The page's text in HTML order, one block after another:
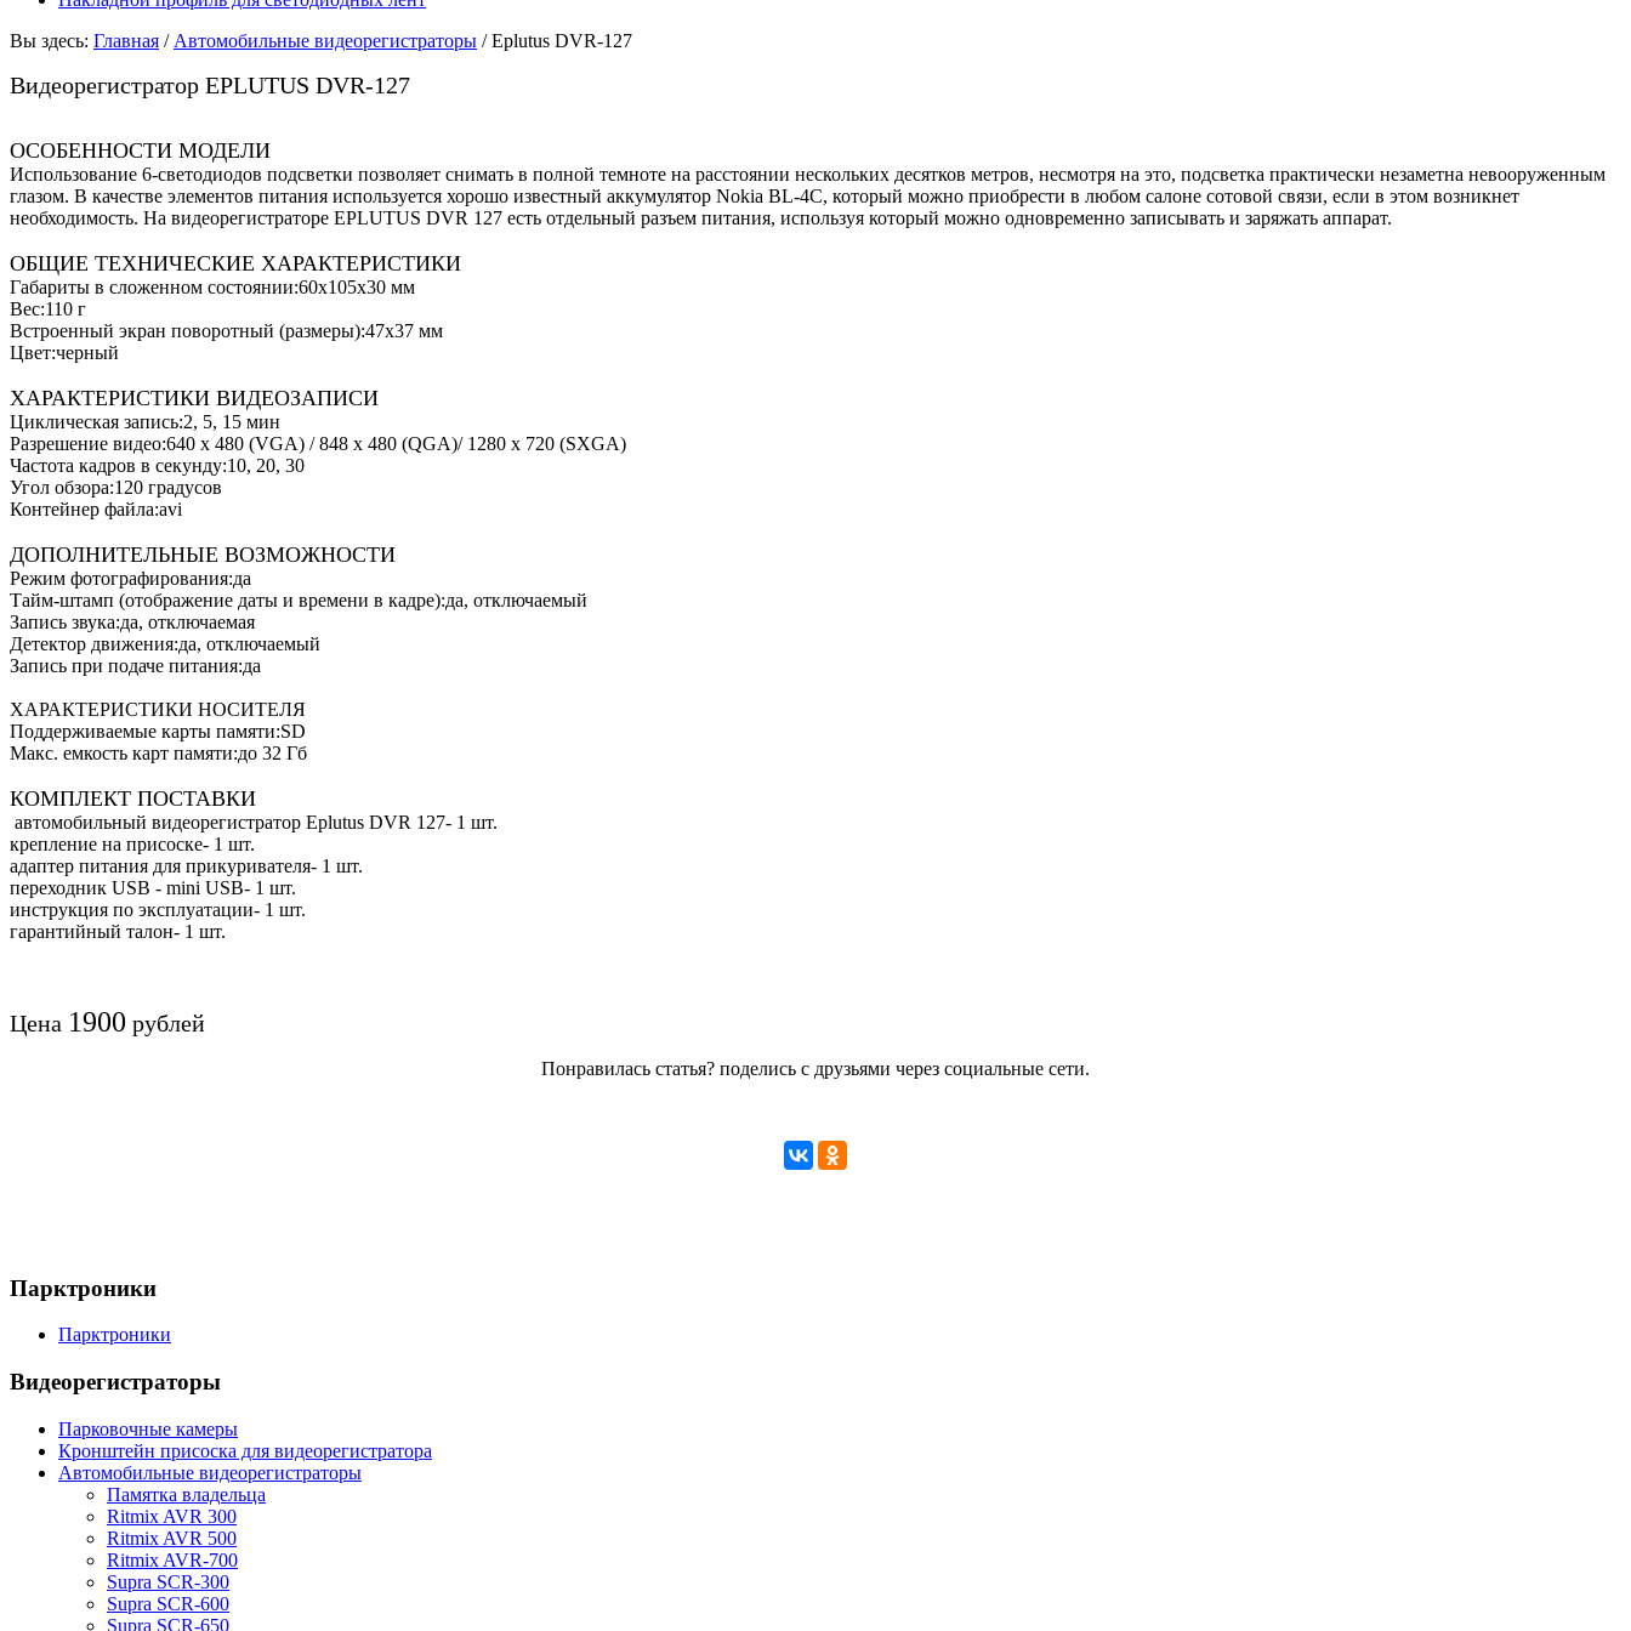
Вы здесь: Главная / Автомобильные видеорегистраторы /Eplutus DVR-127
Видеорегистратор EPLUTUS DVR-127
ОСОБЕННОСТИ МОДЕЛИ
Использование 6-светодиодов подсветки позволяет снимать в полной темноте на расстоянии нескольких десятков метров, несмотря на это, подсветка практически незаметна невооруженным
глазом. В качестве элементов питания используется хорошо известный аккумулятор Nokia BL-4C, который можно приобрести в любом салоне сотовой связи, если в этом возникнет
необходимость. На видеорегистраторе EPLUTUS DVR 127 есть отдельный разъем питания, используя который можно одновременно записывать и заряжать аппарат.
ОБЩИЕ ТЕХНИЧЕСКИЕ ХАРАКТЕРИСТИКИ
Габариты в сложенном состоянии:60х105х30 мм
Вес:110 г
Встроенный экран поворотный (размеры):47х37 мм
Цвет:черный
ХАРАКТЕРИСТИКИ ВИДЕОЗАПИСИ
Циклическая запись:2, 5, 15 мин
Разрешение видео:640 х 480 (VGA) / 848 х 480 (QGA)/ 1280 x 720 (SXGA)
Частота кадров в секунду:10, 20, 30
Угол обзора:120 градусов
Контейнер файла:avi
ДОПОЛНИТЕЛЬНЫЕ ВОЗМОЖНОСТИ
Режим фотографирования:да
Тайм-штамп (отображение даты и времени в кадре):да, отключаемый
Запись звука:да, отключаемая
Детектор движения:да, отключаемый
Запись при подаче питания:да
ХАРАКТЕРИСТИКИ НОСИТЕЛЯ
Поддерживаемые карты памяти:SD
Макс. емкость карт памяти:до 32 Гб
КОМПЛЕКТ ПОСТАВКИ
автомобильный видеорегистратор Eplutus DVR 127- 1 шт.
крепление на присоске- 1 шт.
адаптер питания для прикуривателя- 1 шт.
переходник USB - mini USB- 1 шт.
инструкция по эксплуатации- 1 шт.
гарантийный талон- 1 шт.
Цена 1900 рублей
Понравилась статья? поделись с друзьями через социальные сети.
Парктроники
Парктроники
Видеорегистраторы
Парковочные камеры
Кронштейн присоска для видеорегистратора
Автомобильные видеорегистраторы
Памятка владельца
Ritmix AVR 300
Ritmix AVR 500
Ritmix AVR-700
Supra SCR-300
Supra SCR-600
Supra SCR-650